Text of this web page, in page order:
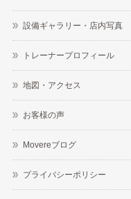
設備ギャラリー・店内写真
トレーナープロフィール
地図・アクセス
お客様の声
Movereブログ
プライバシーポリシー